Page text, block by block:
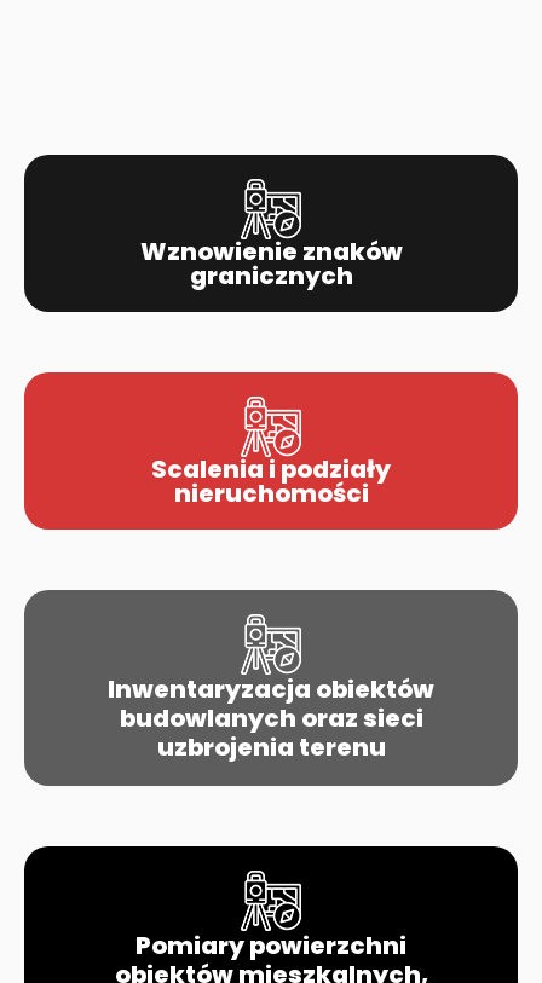
Wznowienie znaków
granicznych
Scalenia i podziały
nieruchomości
Inwentaryzacja obiektów
budowlanych oraz sieci
uzbrojenia terenu
Pomiary powierzchni
obiektów mieszkalnych,